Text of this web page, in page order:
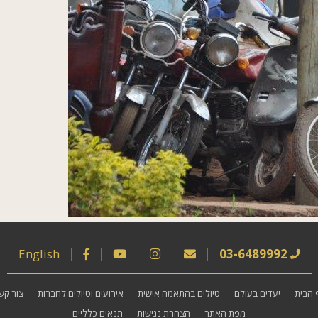
03-6489992
English
הבית יעדים בעולם טיולים בהתאמה אישית אירועים וטיולים לחברות
צור
מפת האתר
הצהרת נגישות תנאים כלליים